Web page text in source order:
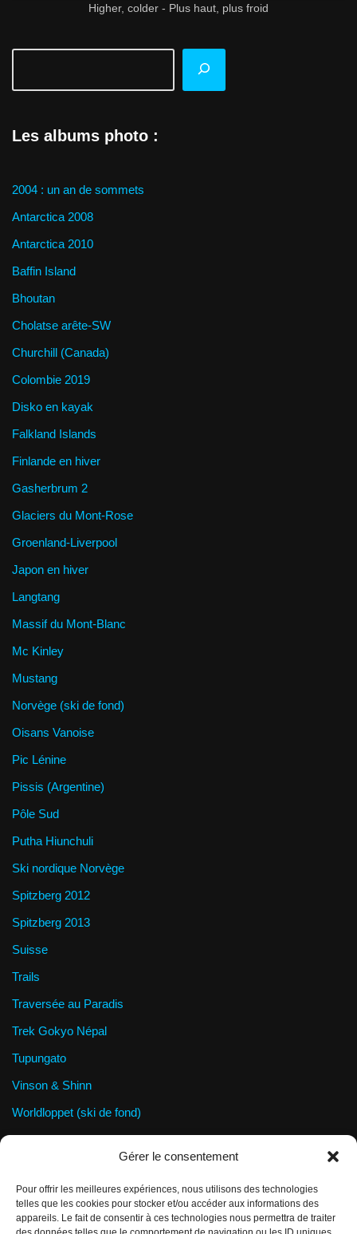
Gérer le consentement
Pour offrir les meilleures expériences, nous utilisons des technologies
telles que les cookies pour stocker et/ou accéder aux informations des
appareils. Le fait de consentir à ces technologies nous permettra de traiter
Higher, colder - Plus haut, plus froid
Les albums photo :
2004 : un an de sommets
Antarctica 2008
Antarctica 2010
Baffin Island
Bhoutan
Cholatse arête-SW
Churchill (Canada)
Colombie 2019
Disko en kayak
Falkland Islands
Finlande en hiver
Gasherbrum 2
Glaciers du Mont-Rose
Groenland-Liverpool
Japon en hiver
Langtang
Massif du Mont-Blanc
Mc Kinley
Mustang
Norvège (ski de fond)
Oisans Vanoise
Pic Lénine
Pissis (Argentine)
Pôle Sud
Putha Hiunchuli
Ski nordique Norvège
Spitzberg 2012
Spitzberg 2013
Suisse
Trails
Traversée au Paradis
Trek Gokyo Népal
Tupungato
Vinson & Shinn
Worldloppet (ski de fond)
Wrangel Island
Informations légales
Vie privée / Données privées